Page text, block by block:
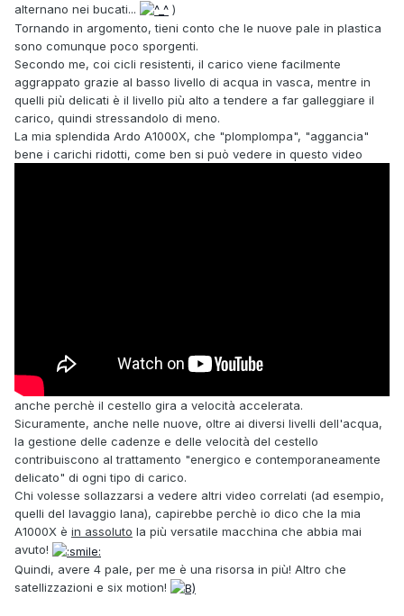
alternano nei bucati...
)
Tornando in argomento, tieni conto che le nuove pale in plastica
sono comunque poco sporgenti.
Secondo me, coi cicli resistenti, il carico viene facilmente
aggrappato grazie al basso livello di acqua in vasca, mentre in
quelli più delicati è il livello più alto a tendere a far galleggiare il
carico, quindi stressandolo di meno.
La mia splendida Ardo A1000X, che "plomplompa", "aggancia"
bene i carichi ridotti, come ben si può vedere in questo video
anche perchè il cestello gira a velocità accelerata.
Sicuramente, anche nelle nuove, oltre ai diversi livelli dell'acqua,
la gestione delle cadenze e delle velocità del cestello
contribuiscono al trattamento "energico e contemporaneamente
delicato" di ogni tipo di carico.
Chi volesse sollazzarsi a vedere altri video correlati (ad esempio,
quelli del lavaggio lana), capirebbe perchè io dico che la mia
A1000X è in assoluto la più versatile macchina che abbia mai
avuto!
Quindi, avere 4 pale, per me è una risorsa in più! Altro che
satellizzazioni e six motion!